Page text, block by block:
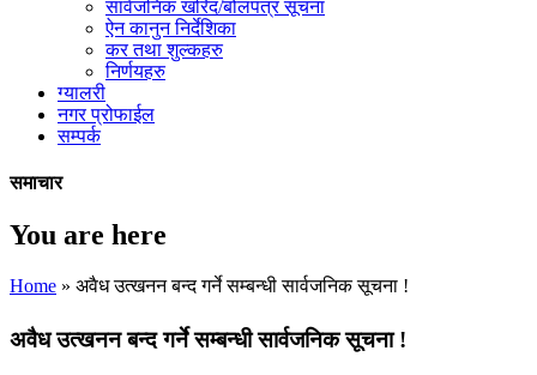
सार्वजनिक खरिद/बोलपत्र सूचना
ऐन कानुन निर्देशिका
कर तथा शुल्कहरु
निर्णयहरु
ग्यालरी
नगर प्रोफाईल
सम्पर्क
समाचार
You are here
Home » अवैध उत्खनन बन्द गर्ने सम्बन्धी सार्वजनिक सूचना !
अवैध उत्खनन बन्द गर्ने सम्बन्धी सार्वजनिक सूचना !